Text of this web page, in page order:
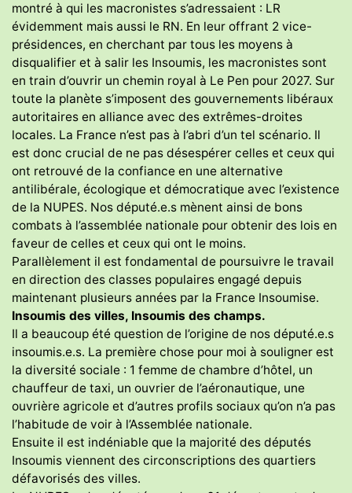
montré à qui les macronistes s’adressaient : LR
évidemment mais aussi le RN. En leur offrant 2 vice-
présidences, en cherchant par tous les moyens à
disqualifier et à salir les Insoumis, les macronistes sont
en train d’ouvrir un chemin royal à Le Pen pour 2027. Sur
toute la planète s’imposent des gouvernements libéraux
autoritaires en alliance avec des extrêmes-droites
locales. La France n’est pas à l’abri d’un tel scénario. Il
est donc crucial de ne pas désespérer celles et ceux qui
ont retrouvé de la confiance en une alternative
antilibérale, écologique et démocratique avec l’existence
de la NUPES. Nos député.e.s mènent ainsi de bons
combats à l’assemblée nationale pour obtenir des lois en
faveur de celles et ceux qui ont le moins.
Parallèlement il est fondamental de poursuivre le travail
en direction des classes populaires engagé depuis
maintenant plusieurs années par la France Insoumise.
Insoumis des villes, Insoumis des champs.
Il a beaucoup été question de l’origine de nos député.e.s
insoumis.e.s. La première chose pour moi à souligner est
la diversité sociale : 1 femme de chambre d’hôtel, un
chauffeur de taxi, un ouvrier de l’aéronautique, une
ouvrière agricole et d’autres profils sociaux qu’on n’a pas
l’habitude de voir à l’Assemblée nationale.
Ensuite il est indéniable que la majorité des députés
Insoumis viennent des circonscriptions des quartiers
défavorisés des villes.